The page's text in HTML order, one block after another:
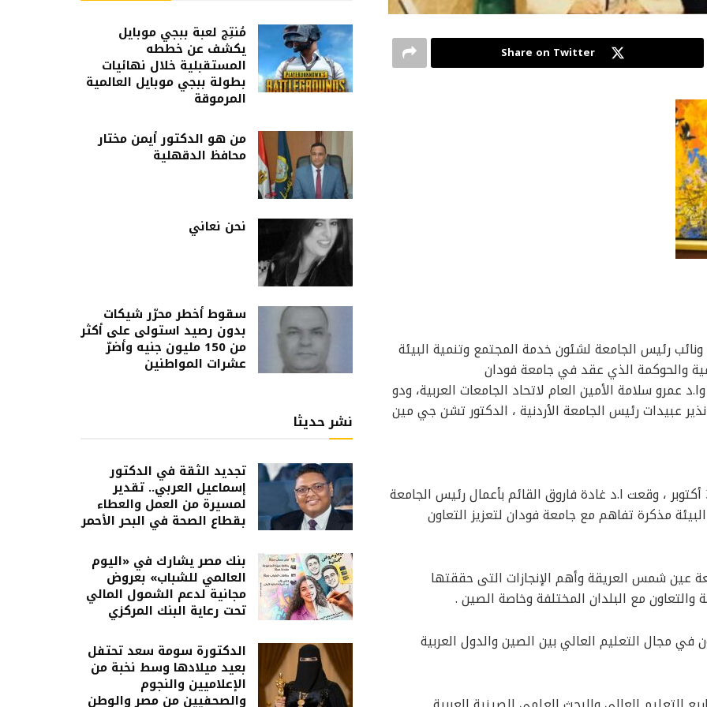
Share on Twitter
رئيس الجامعة لشئون خدمة المجتمع وتنمية البيئة
والحوكمة الذي عقد في جامعة فودان
سلامة الأمين العام لاتحاد الجامعات العربية، ودو
عبيدات رئيس الجامعة الأردنية ، الدكتور تشن جي مين
وخلال الزيارة التى أمتدت فى الفترة من 26 إلى 30 أكتوبر ، وقعت ا.د غادة فاروق القائم بأعمال رئيس الجامعة
مذكرة تفاهم مع جامعة فودان لتعزيز التعاون
عين شمس العريقة وأهم الإنجازات التى حققتها
والتعاون مع البلدان المختلفة وخاصة الصين .
مجال التعليم العالي بين الصين والدول العربية
مُنتِج لعبة ببجي موبايل
يكشف عن خططه
المستقبلية خلال نهائيات
بطولة ببجي موبايل العالمية
المرموقة
من هو الدكتور أيمن مختار
محافظ الدقهلية
نحن نعاني
سقوط أخطر محرّر شيكات
بدون رصيد استولى على أكثر
من 150 مليون جنيه وأضرّ
عشرات المواطنين
نشر حديثا
تجديد الثقة في الدكتور
إسماعيل العربي.. تقدير
لمسيرة من العمل والعطاء
بقطاع الصحة في البحر الأحمر
بنك مصر يشارك في «اليوم
العالمي للشباب» بعروض
مجانية لدعم الشمول المالي
تحت رعاية البنك المركزي
الدكتورة سومة سعد تحتفل
بعيد ميلادها وسط نخبة من
الإعلاميين والنجوم
والصحفيين من مصر والوطن